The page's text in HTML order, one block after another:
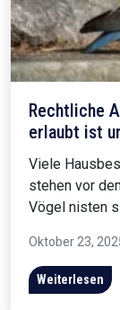
Rechtliche
erlaubt ist
Viele
stehen vor
Vögel nisten
Oktober 23,
Weiterlesen